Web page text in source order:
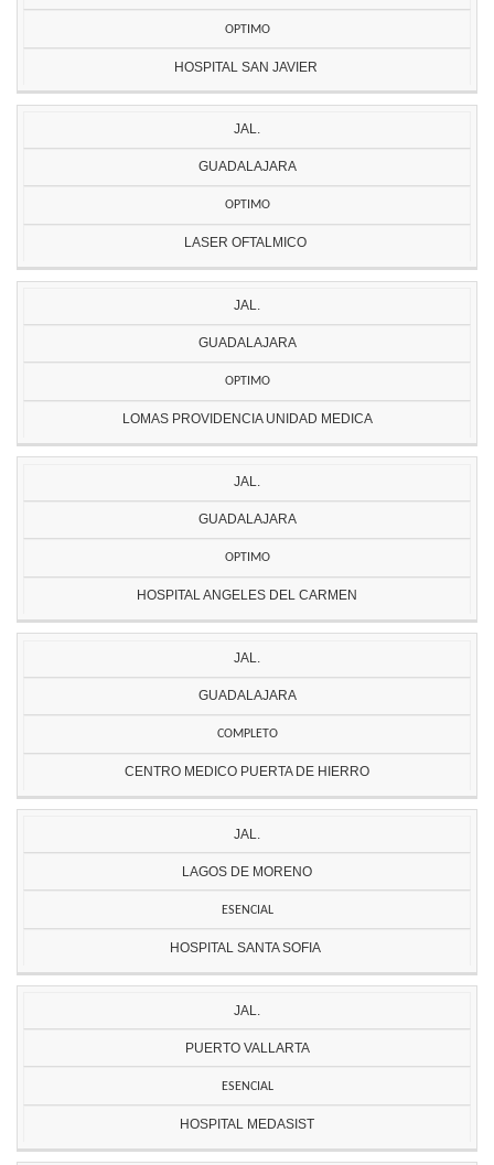
OPTIMO
HOSPITAL SAN JAVIER
JAL.
GUADALAJARA
OPTIMO
LASER OFTALMICO
JAL.
GUADALAJARA
OPTIMO
LOMAS PROVIDENCIA UNIDAD MEDICA
JAL.
GUADALAJARA
OPTIMO
HOSPITAL ANGELES DEL CARMEN
JAL.
GUADALAJARA
COMPLETO
CENTRO MEDICO PUERTA DE HIERRO
JAL.
LAGOS DE MORENO
ESENCIAL
HOSPITAL SANTA SOFIA
JAL.
PUERTO VALLARTA
ESENCIAL
HOSPITAL MEDASIST